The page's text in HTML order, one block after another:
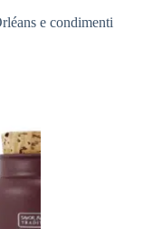
e condimenti